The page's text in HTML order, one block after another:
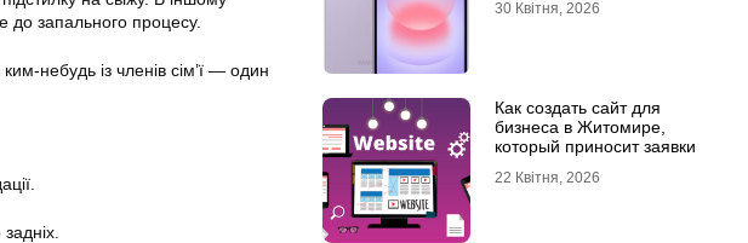
до запального процесу.
небудь із членів сім’ї — один
30 Квітня, 2026
Как создать сайт для
бизнеса в Житомире,
который приносит заявки
22 Квітня, 2026